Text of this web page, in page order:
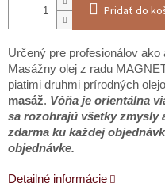
Pridať do
Určený pre profesionálov ako
Masážny olej z radu
piatimi druhmi prírodných
masáž. Vôňa je orientálna
sa rozohrajú všetky zmysly
zdarma ku každej
objednávke.
Detailné informácie